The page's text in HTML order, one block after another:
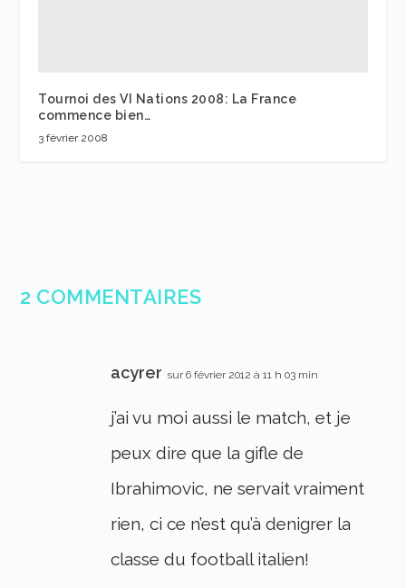
Tournoi des VI Nations 2008: La France
commence bien…
3 février 2008
2 COMMENTAIRES
acyrer sur 6 février 2012 à 11 h 03 min
j’ai vu moi aussi le match, et je
peux dire que la gifle de
Ibrahimovic, ne servait vraiment
rien, ci ce n’est qu’à denigrer la
classe du football italien!